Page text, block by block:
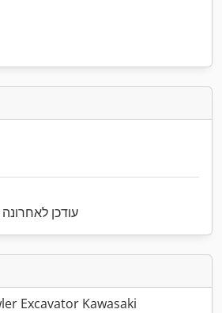
עודכן לאחרונה
Excavator Kawasaki